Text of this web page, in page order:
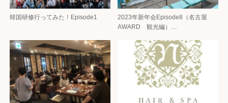
韓国研修行ってみた！Episode1
2023年新年会Episode8（名古屋
AWARD 観光編）…